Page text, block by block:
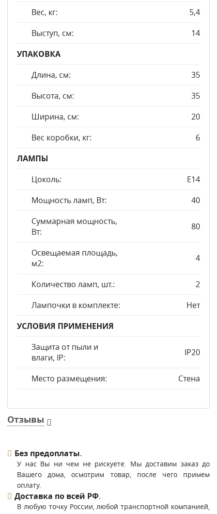
Вес, кг:
5,4
Выступ, см:
14
УПАКОВКА
Длина, см:
35
Высота, см:
35
Ширина, см:
20
Вес коробки, кг:
6
ЛАМПЫ
Цоколь:
E14
Мощность ламп, Вт:
40
Суммарная мощность,
Вт:
80
Освещаемая площадь,
м2:
4
Количество ламп, шт.:
2
Лампочки в комплекте:
Нет
УСЛОВИЯ ПРИМЕНЕНИЯ
Защита от пыли и
влаги, IP:
IP20
Место размещения: Стена
Отзывы
Без предоплаты.
У нас Вы ни чем не рискуете. Мы доставим заказ до
Вашего дома, осмотрим товар, после чего примем
оплату.
Доставка по всей РФ.
В любую точку России, любой транспортной компанией,